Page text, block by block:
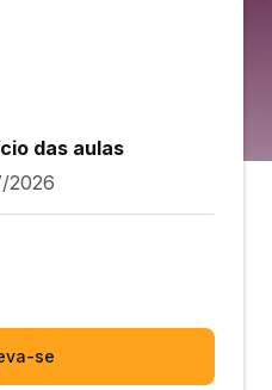
das aulas
2026
se